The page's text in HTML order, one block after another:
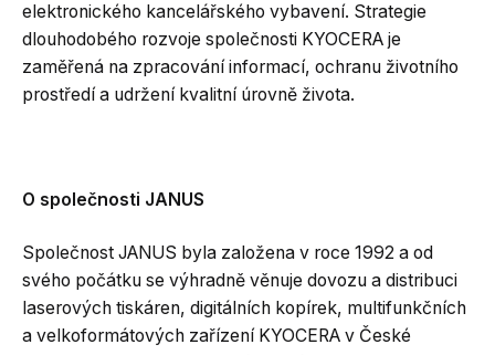
elektronického kancelářského vybavení. Strategie
dlouhodobého rozvoje společnosti KYOCERA je
zaměřená na zpracování informací, ochranu životního
prostředí a udržení kvalitní úrovně života.
O společnosti JANUS
Společnost JANUS byla založena v roce 1992 a od
svého počátku se výhradně věnuje dovozu a distribuci
laserových tiskáren, digitálních kopírek, multifunkčních
a velkoformátových zařízení KYOCERA v České